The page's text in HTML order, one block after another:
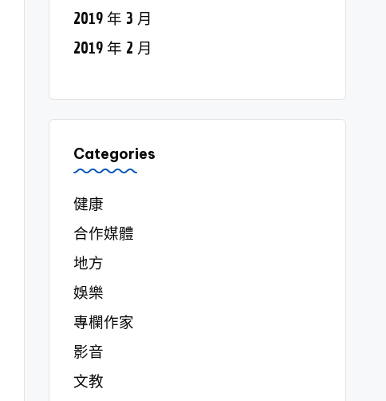
2019 年 3 月
2019 年 2 月
Categories
健康
合作媒體
地方
娛樂
專欄作家
影音
文教